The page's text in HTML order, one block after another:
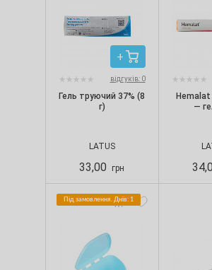
відгуків: 0
Гель труючий 37% (8
г)
LATUS
33,00 грн
—
Під замовлення. Днів: 1